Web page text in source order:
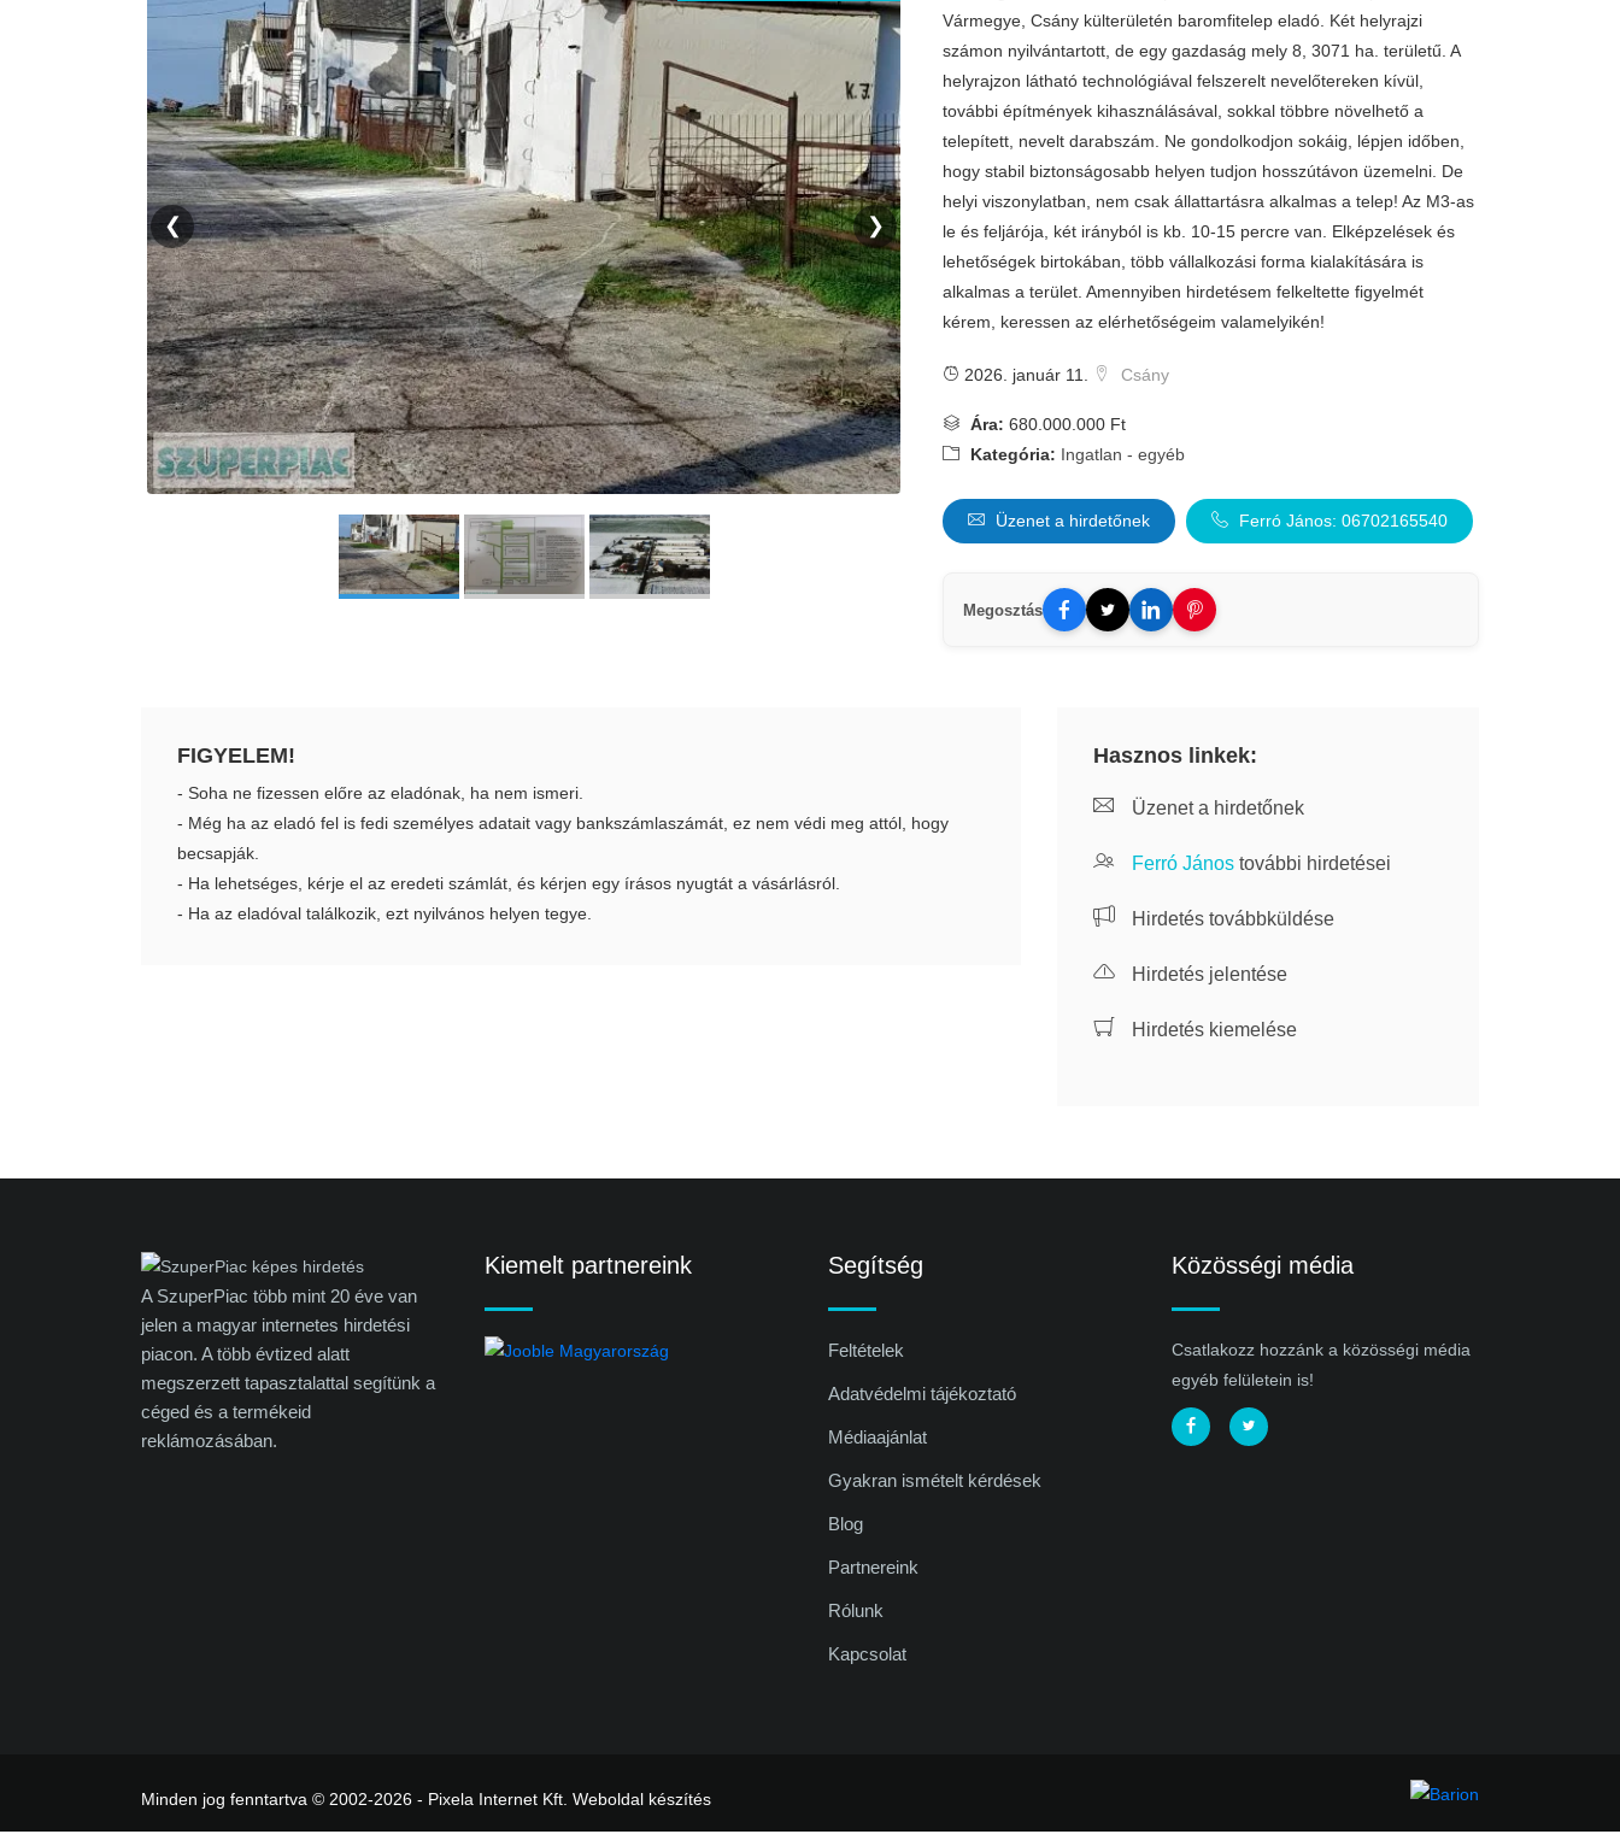
❮ ❯
Vármegye, Csány külterületén baromfitelep eladó. Két helyrajzi
számon nyilvántartott, de egy gazdaság mely 8, 3071 ha. területű. A
helyrajzon látható technológiával felszerelt nevelőtereken kívül,
további építmények kihasználásával, sokkal többre növelhető a
telepített, nevelt darabszám. Ne gondolkodjon sokáig, lépjen időben,
hogy stabil biztonságosabb helyen tudjon hosszútávon üzemelni. De
helyi viszonylatban, nem csak állattartásra alkalmas a telep! Az M3-as
le és feljárója, két irányból is kb. 10-15 percre van. Elképzelések és
lehetőségek birtokában, több vállalkozási forma kialakítására is
alkalmas a terület. Amennyiben hirdetésem felkeltette figyelmét
kérem, keressen az elérhetőségeim valamelyikén!
2026. január 11. Csány
Ára: 680.000.000 Ft
Kategória: Ingatlan - egyéb
Üzenet a hirdetőnek Ferró János: 06702165540
Megosztás
FIGYELEM!
- Soha ne fizessen előre az eladónak, ha nem ismeri.
- Még ha az eladó fel is fedi személyes adatait vagy bankszámlaszámát, ez nem védi meg attól, hogy
becsapják.
- Ha lehetséges, kérje el az eredeti számlát, és kérjen egy írásos nyugtát a vásárlásról.
- Ha az eladóval találkozik, ezt nyilvános helyen tegye.
Hasznos linkek:
Üzenet a hirdetőnek
Ferró János további hirdetései
Hirdetés továbbküldése
Hirdetés jelentése
Hirdetés kiemelése
A SzuperPiac több mint 20 éve van
jelen a magyar internetes hirdetési
piacon. A több évtized alatt
megszerzett tapasztalattal segítünk a
céged és a termékeid
reklámozásában.
Kiemelt partnereink Segítség
Feltételek
Adatvédelmi tájékoztató
Médiaajánlat
Gyakran ismételt kérdések
Blog
Partnereink
Rólunk
Kapcsolat
Közösségi média
Csatlakozz hozzánk a közösségi média
egyéb felületein is!
Minden jog fenntartva © 2002-2026 - Pixela Internet Kft. Weboldal készítés